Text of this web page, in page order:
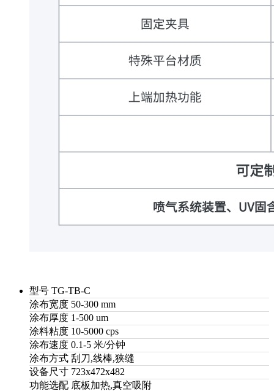
型号 TG-TB-C
涂布宽度 50-300 mm
涂布厚度 1-500 um
涂料粘度 10-5000 cps
涂布速度 0.1-5 米/分钟
涂布方式 刮刀,线棒,狭缝
设备尺寸 723x472x482
功能选配 底板加热,真空吸附